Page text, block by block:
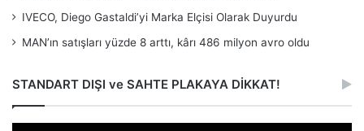
IVECO, Diego Gastaldi’yi Marka Elçisi Olarak Duyurdu
MAN’ın satışları yüzde 8 arttı, kârı 486 milyon avro oldu
STANDART DIŞI ve SAHTE PLAKAYA DİKKAT!